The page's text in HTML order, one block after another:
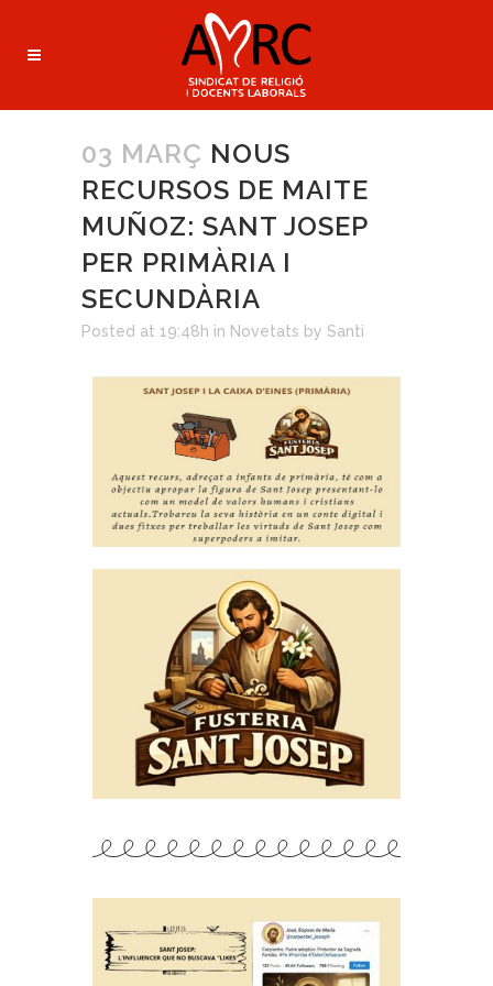
03 MARÇ NOUS
RECURSOS DE MAITE
MUÑOZ: SANT JOSEP
PER PRIMÀRIA I
SECUNDÀRIA
Posted at 19:48h in Novetats by Santi